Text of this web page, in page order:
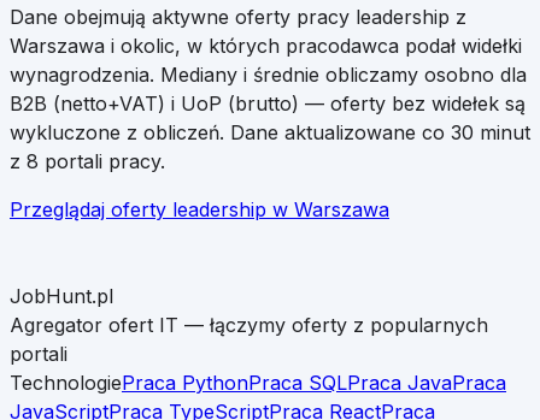
Dane obejmują aktywne oferty pracy leadership z
Warszawa i okolic, w których pracodawca podał widełki
wynagrodzenia. Mediany i średnie obliczamy osobno dla
B2B (netto+VAT) i UoP (brutto) — oferty bez widełek są
wykluczone z obliczeń. Dane aktualizowane co 30 minut
z 8 portali pracy.
Przeglądaj oferty leadership w Warszawa
JobHunt.pl
Agregator ofert IT — łączymy oferty z popularnych
portali
TechnologiePraca PythonPraca SQLPraca JavaPraca
JavaScriptPraca TypeScriptPraca ReactPraca